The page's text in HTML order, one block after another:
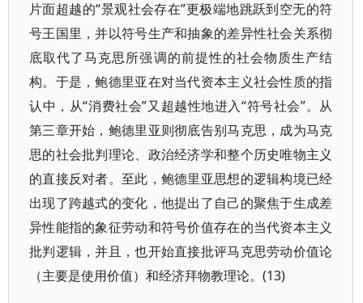
片面超越的“景观社会存在”更极端地跳跃到空无的符
号王国里，并以符号生产和抽象的差异性社会关系彻
底取代了马克思所强调的前提性的社会物质生产结
构。于是，鲍德里亚在对当代资本主义社会性质的指
认中，从“消费社会”又超越性地进入“符号社会”。从
第三章开始，鲍德里亚则彻底告别马克思，成为马克
思的社会批判理论、政治经济学和整个历史唯物主义
的直接反对者。至此，鲍德里亚思想的逻辑构境已经
出现了跨越式的变化，他提出了自己的聚焦于生成差
异性能指的象征劳动和符号价值存在的当代资本主义
批判逻辑，并且，也开始直接批评马克思劳动价值论
（主要是使用价值）和经济拜物教理论。(13)